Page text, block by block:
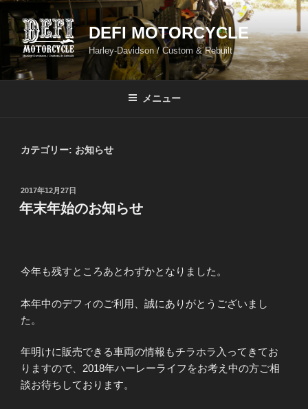
ン
テ
ツ
DEFI MOTORCYCLE
Harley-Davidson / Custom & Rebuilt
メニュー
カテゴリー: お知らせ
投
稿
日:
2017年12月27日
年末年始のお知らせ
今年も残すところあとわずかとなりました。
本年中のデフィのご利用、誠にありがとうございまし
た。
年明けに販売できる車両の情報もチラホラ入ってきてお
りますので、2018年ハーレーライフをお考え中の方ご相
談お待ちしております。